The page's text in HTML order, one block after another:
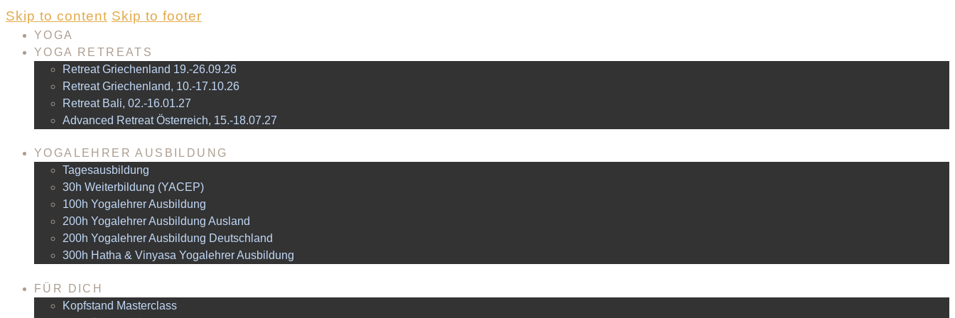
Skip to content Skip to footer
YOGA
YOGA RETREATS
Retreat Griechenland 19.-26.09.26
Retreat Griechenland, 10.-17.10.26
Retreat Bali, 02.-16.01.27
Advanced Retreat Österreich, 15.-18.07.27
YOGALEHRER AUSBILDUNG
Tagesausbildung
30h Weiterbildung (YACEP)
100h Yogalehrer Ausbildung
200h Yogalehrer Ausbildung Ausland
200h Yogalehrer Ausbildung Deutschland
300h Hatha & Vinyasa Yogalehrer Ausbildung
FÜR DICH
Kopfstand Masterclass